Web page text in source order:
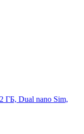
ГБ, Dual nano Sim,